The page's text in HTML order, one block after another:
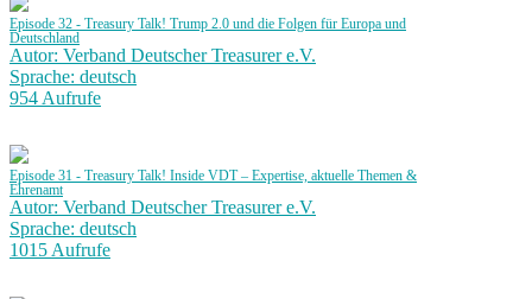
Episode 32 - Treasury Talk! Trump 2.0 und die Folgen für Europa und
Deutschland
Autor: Verband Deutscher Treasurer e.V.
Sprache: deutsch
954 Aufrufe
Episode 31 - Treasury Talk! Inside VDT – Expertise, aktuelle Themen &
Ehrenamt
Autor: Verband Deutscher Treasurer e.V.
Sprache: deutsch
1015 Aufrufe